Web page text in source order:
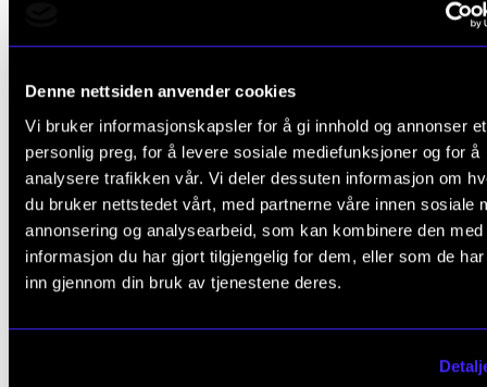
Denne nettsiden anvender cookies
Vi bruker informasjonskapsler for å gi innhold og annonser et
personlig preg, for å levere sosiale mediefunksjoner og for å
analysere trafikken vår. Vi deler dessuten informasjon om
du bruker nettstedet vårt, med partnerne våre innen sosiale
annonsering og analysearbeid, som kan kombinere den med
informasjon du har gjort tilgjengelig for dem, eller som de
inn gjennom din bruk av tjenestene deres.